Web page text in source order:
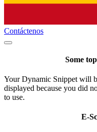
Contáctenos
Some
Your Dynamic Snippet will
displayed because you did
to use.
E-